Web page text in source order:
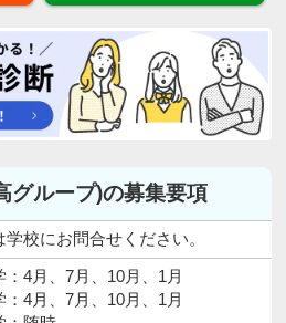
グループ)の募集要項
学校にお問合せください。
：4月、7月、10月、1月
：4月、7月、10月、1月